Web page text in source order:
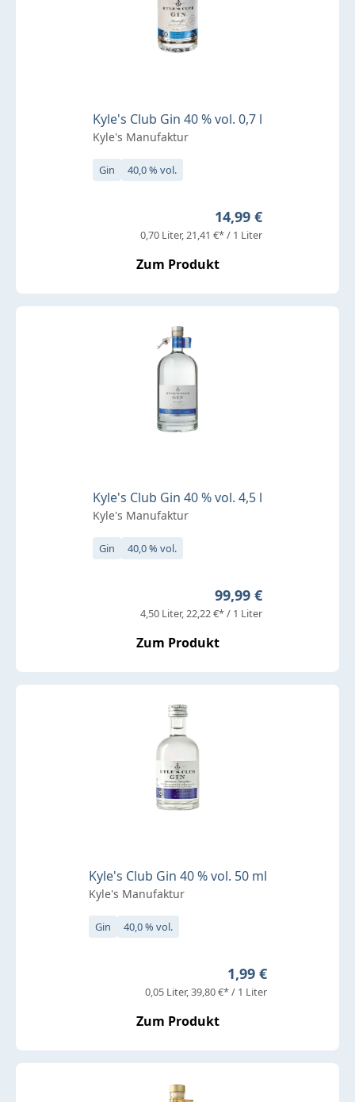
Kyle's Club Gin 40 % vol. 0,7 l
Kyle's Manufaktur
Gin 40,0 % vol.
Regulärer Preis:
14,99 €
0,70 Liter 21,41 €* / 1 Liter
Zum Produkt
Kyle's Club Gin 40 % vol. 4,5 l
Kyle's Manufaktur
Gin 40,0 % vol.
Regulärer Preis:
99,99 €
4,50 Liter 22,22 €* / 1 Liter
Zum Produkt
Kyle's Club Gin 40 % vol. 50 ml
Kyle's Manufaktur
Gin 40,0 % vol.
Regulärer Preis:
1,99 €
0,05 Liter 39,80 €* / 1 Liter
Zum Produkt